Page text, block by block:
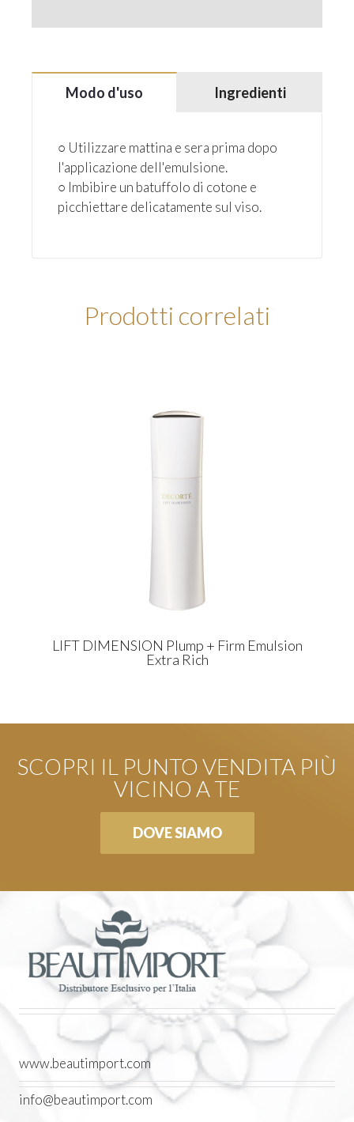
Modo d'uso Ingredienti
○ Utilizzare mattina e sera prima dopo
l'applicazione dell'emulsione.
○ Imbibire un batuffolo di cotone e
picchiettare delicatamente sul viso.
Prodotti correlati
LIFT DIMENSION Plump + Firm Emulsion
Extra Rich
SCOPRI IL PUNTO VENDITA PIÙ
VICINO A TE
DOVE SIAMO
www.beautimport.com
info@beautimport.com